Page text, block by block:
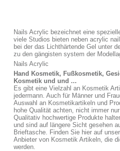
Nails Acrylic bezeichnet eine
viele Studios bieten neben acrylic
bei der das Lichthärtende Gel unter
zu den gängisten system der
Nails Acrylic
Hand Kosmetik, Fußkosmetik,
Kosmetik und und ...
Es gibt eine Vielzahl an Kosmetik
jedermann. Auch für Männer und
Auswahl an Kosmetikartikeln und
hohe Qualität achten, nicht immer
Qualitativ hochwertige Produkte
und sind auf längere Sicht gesehen
Brieftasche. Finden Sie hier auf
Anbieter von Kosmetik Artikeln, die
werden.